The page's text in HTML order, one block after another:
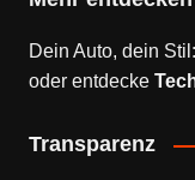
Dein Auto, dein
oder entdecke
Transparenz